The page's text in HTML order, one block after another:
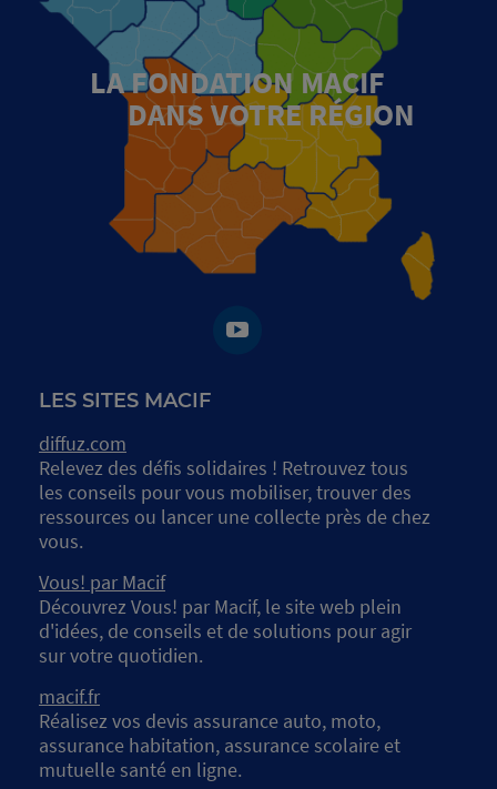
LES SITES MACIF
diffuz.com
Relevez des défis solidaires ! Retrouvez tous
les conseils pour vous mobiliser, trouver des
ressources ou lancer une collecte près de chez
vous.
Vous! par Macif
Découvrez Vous! par Macif, le site web plein
d'idées, de conseils et de solutions pour agir
sur votre quotidien.
macif.fr
Réalisez vos devis assurance auto, moto,
assurance habitation, assurance scolaire et
mutuelle santé en ligne.
LA FONDATION MACIF
DANS VOTRE RÉGION